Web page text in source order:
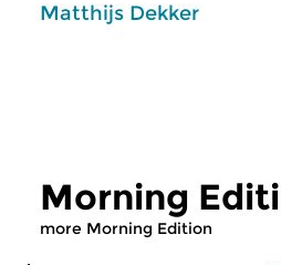
Matthijs Dekker
Morning
more Morning Edition